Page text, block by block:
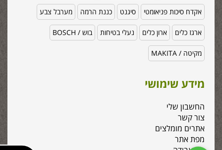
אקדח סיכות פניאומטי סיגנט כננת הרמה מערבל צבע
ארגז כלים ארון כלים נעלי בטיחות בוש / BOSCH
מקיטה / MAKITA
מידע שימושי
החשבון שלי
צור קשר
אתרים מומלצים
מפת אתר